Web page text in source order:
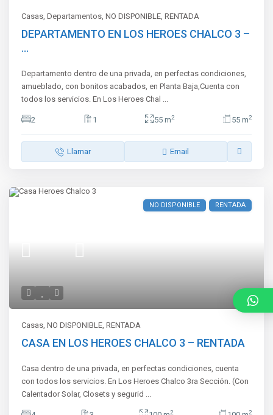
Casas,Departamentos,NO DISPONIBLE,RENTADA
DEPARTAMENTO EN LOS HEROES CHALCO 3 –
...
Departamento dentro de una privada, en perfectas condiciones,
amueblado, con bonitos acabados, en Planta Baja,Cuenta con
todos los servicios. En Los Heroes Chal ...
2 1 55 m2 55 m2
Llamar Email
NO DISPONIBLE RENTADA
Casas,NO DISPONIBLE,RENTADA
CASA EN LOS HEROES CHALCO 3 – RENTADA
Casa dentro de una privada, en perfectas condiciones, cuenta
con todos los servicios. En Los Heroes Chalco 3ra Sección. (Con
Calentador Solar, Closets y segurid ...
2 2